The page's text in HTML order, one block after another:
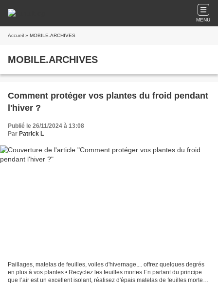
MENU
Accueil » MOBILE.ARCHIVES
MOBILE.ARCHIVES
Comment protéger vos plantes du froid pendant
l'hiver ?
Publié le 26/11/2024 à 13:08
Par Patrick L
Paillages, matelas de feuilles, voiles d'hivernage,... offrez quelques degrés
en plus à vos plantes • Recyclez les feuilles mortes En partant du principe
que l’air est un excellent isolant, réalisez d'épais matelas de feuilles mortes